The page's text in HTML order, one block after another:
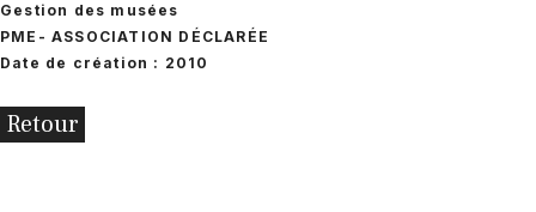
Gestion des musées
PME - ASSOCIATION DÉCLARÉE
Date de création : 2010
Retour